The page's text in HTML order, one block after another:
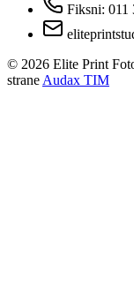
Fiksni: 011
© 2026 Elite Print
strane Audax TIM